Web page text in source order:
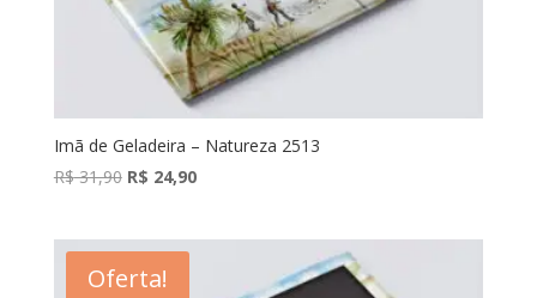
Imã de Geladeira – Natureza 2513
R$31,90 O
era:
R$ 31,90.
R$ 24,90O
R$ 24,90.
Oferta!